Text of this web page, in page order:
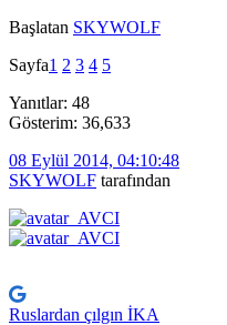
Başlatan SKYWOLF
Sayfa1 2 3 4 5
Yanıtlar: 48
Gösterim: 36,633
08 Eylül 2014, 04:10:48
SKYWOLF tarafından
Ruslardan çılgın İKA